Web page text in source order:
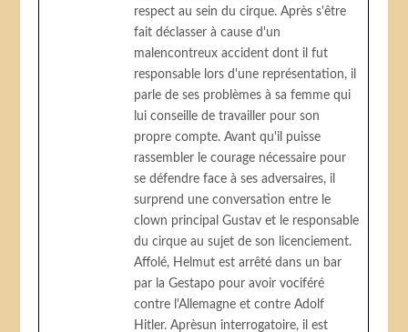
respect au sein du cirque. Après s'être
fait déclasser à cause d'un
malencontreux accident dont il fut
responsable lors d'une représentation, il
parle de ses problèmes à sa femme qui
lui conseille de travailler pour son
propre compte. Avant qu'il puisse
rassembler le courage nécessaire pour
se défendre face à ses adversaires, il
surprend une conversation entre le
clown principal Gustav et le responsable
du cirque au sujet de son licenciement.
Affolé, Helmut est arrêté dans un bar
par la Gestapo pour avoir vociféré
contre l'Allemagne et contre Adolf
Hitler. Aprèsun interrogatoire, il est